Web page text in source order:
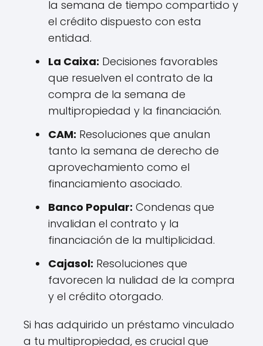
la semana de tiempo compartido y
el crédito dispuesto con esta
entidad.
La Caixa: Decisiones favorables
que resuelven el contrato de la
compra de la semana de
multipropiedad y la financiación.
CAM: Resoluciones que anulan
tanto la semana de derecho de
aprovechamiento como el
financiamiento asociado.
Banco Popular: Condenas que
invalidan el contrato y la
financiación de la multiplicidad.
Cajasol: Resoluciones que
favorecen la nulidad de la compra
y el crédito otorgado.
Si has adquirido un préstamo vinculado
a tu multipropiedad, es crucial que